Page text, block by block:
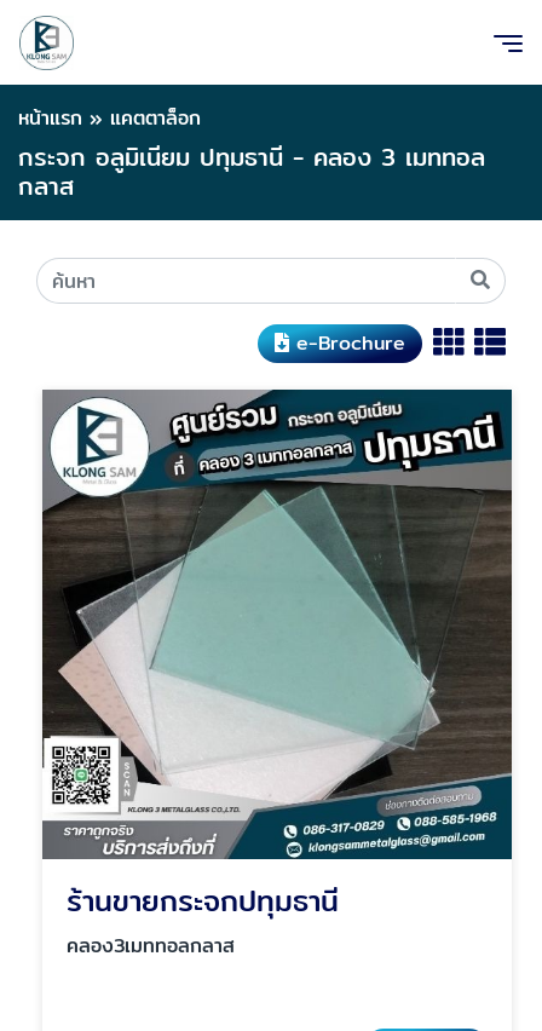
หน้าแรก » แคตตาล็อก
กระจก อลูมิเนียม ปทุมธานี - คลอง 3 เมททอล
กลาส
e-Brochure
ร้านขายกระจกปทุมธานี
คลอง3เมททอลกลาส